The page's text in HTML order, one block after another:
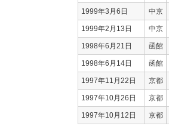
1999年3月6日 中京
1999年2月13日 中京
1998年6月21日 函館
1998年6月14日 函館
1997年11月22日 京都
1997年10月26日 京都
1997年10月12日 京都